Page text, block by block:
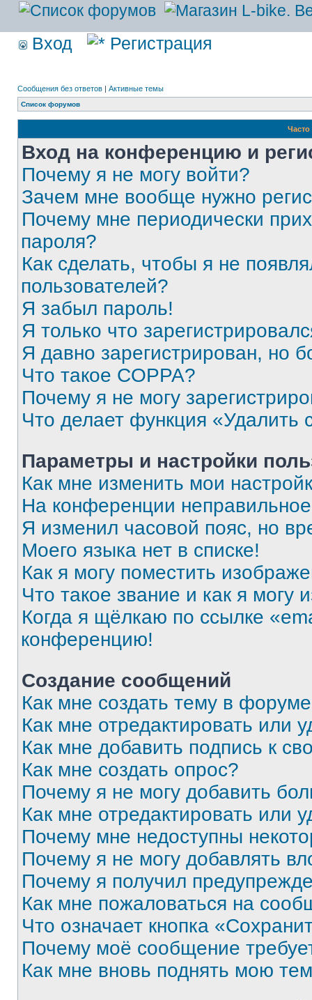
Вход Регистрация
Сообщения без ответов | Активные темы
Список форумов
Вход на конференцию и
Почему я не могу войти?
Зачем мне вообще нужно
Почему мне периодически
пароля?
Как сделать, чтобы я не
пользователей?
Я забыл пароль!
Я только что
Я давно зарегистрирован, но
Что такое COPPA?
Почему я не могу
Что делает функция «Удалить
Параметры и настройки
Как мне изменить мои
На конференции
Я изменил часовой пояс, но
Моего языка нет в списке!
Как я могу поместить
Что такое звание и как я могу
Когда я щёлкаю по ссылке
конференцию!
Создание сообщений
Как мне создать тему в
Как мне отредактировать или
Как мне добавить подпись к
Как мне создать опрос?
Почему я не могу добавить
Как мне отредактировать или
Почему мне недоступны
Почему я не могу добавлять
Почему я получил
Как мне пожаловаться на
Что означает кнопка
Почему моё сообщение
Как мне вновь поднять мою